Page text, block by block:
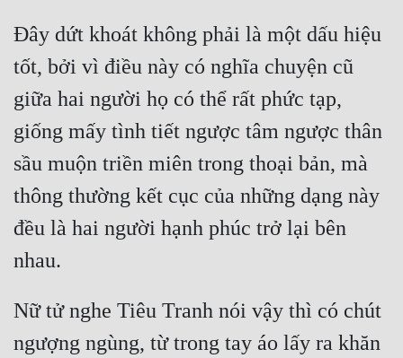
Đông Phương Huyền Huyễn
Đồng Nhân
Cẩu Đạo Trường Sinh
Truyện Nữ
Xây Dựng Thế Lực
Đây dứt khoát không phải là một dấu hiệu
tốt, bởi vì điều này có nghĩa chuyện cũ
giữa hai người họ có thể rất phức tạp,
giống mấy tình tiết ngược tâm ngược thân
sầu muộn triền miên trong thoại bản, mà
thông thường kết cục của những dạng này
đều là hai người hạnh phúc trở lại bên
Nữ tử nghe Tiêu Tranh nói vậy thì có chút
ngượng ngùng, từ trong tay áo lấy ra khăn